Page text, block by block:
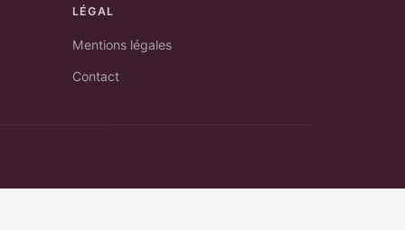
LÉGAL
Mentions légales
Contact